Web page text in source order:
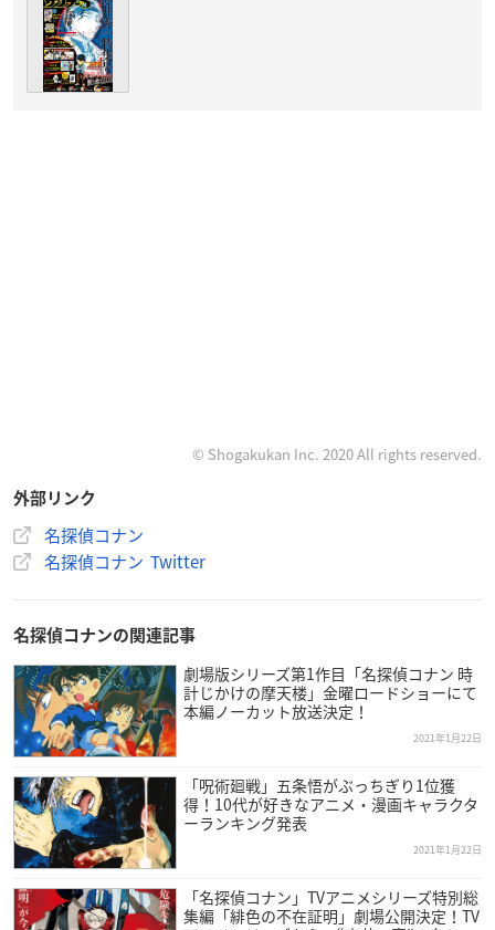
© Shogakukan Inc. 2020 All rights reserved.
外部リンク
名探偵コナン
名探偵コナン Twitter
名探偵コナンの関連記事
劇場版シリーズ第1作目「名探偵コナン 時
計じかけの摩天楼」金曜ロードショーにて
本編ノーカット放送決定！
2021年1月22日
「呪術廻戦」五条悟がぶっちぎり1位獲
得！10代が好きなアニメ・漫画キャラクタ
ーランキング発表
2021年1月22日
「名探偵コナン」TVアニメシリーズ特別総
集編「緋色の不在証明」劇場公開決定！TV